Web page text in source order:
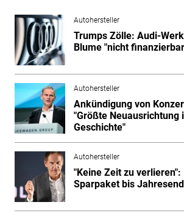
Autohersteller
Trumps Zölle: Audi-
Blume "nicht
Autohersteller
Ankündigung von
"Größte Neuausrichtung
Geschichte"
Autohersteller
"Keine Zeit zu
Sparpaket bis